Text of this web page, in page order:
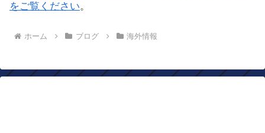
をご覧ください。
ホーム ブログ 海外情報